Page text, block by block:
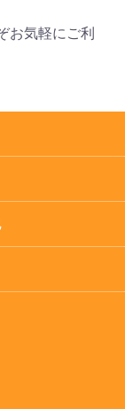
お気軽にご利